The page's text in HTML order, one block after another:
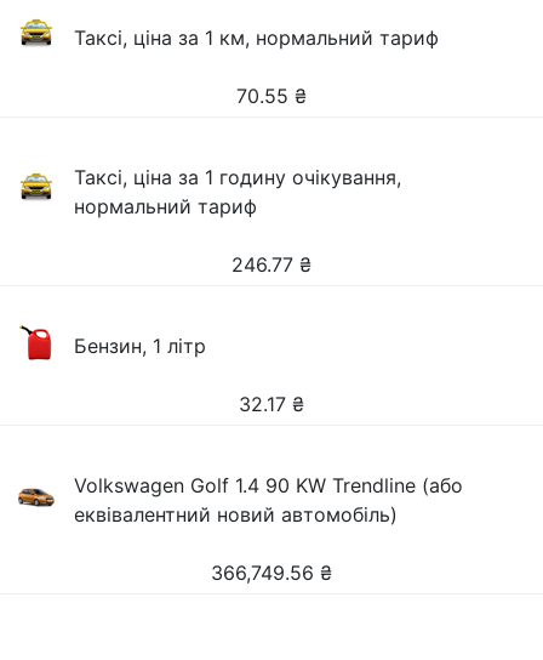
Таксі, ціна за 1 км, нормальний тариф
70.55 ₴
Таксі, ціна за 1 годину очікування,
нормальний тариф
246.77 ₴
Бензин, 1 літр
32.17 ₴
Volkswagen Golf 1.4 90 KW Trendline (або
еквівалентний новий автомобіль)
366,749.56 ₴